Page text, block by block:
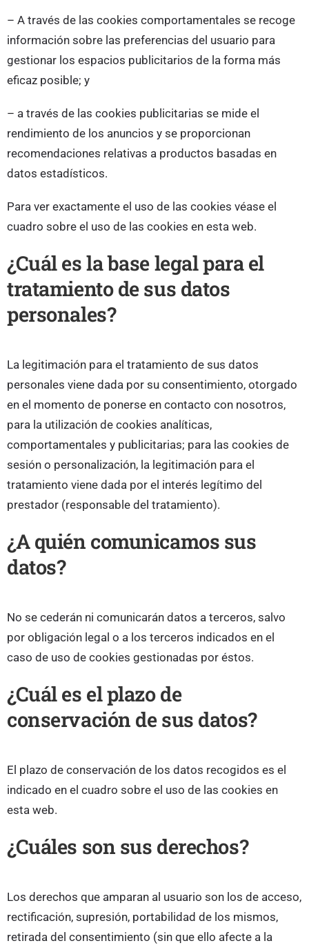
– A través de las cookies comportamentales se recoge
información sobre las preferencias del usuario para
gestionar los espacios publicitarios de la forma más
eficaz posible; y
– a través de las cookies publicitarias se mide el
rendimiento de los anuncios y se proporcionan
recomendaciones relativas a productos basadas en
datos estadísticos.
Para ver exactamente el uso de las cookies véase el
cuadro sobre el uso de las cookies en esta web.
¿Cuál es la base legal para el
tratamiento de sus datos
personales?
La legitimación para el tratamiento de sus datos
personales viene dada por su consentimiento, otorgado
en el momento de ponerse en contacto con nosotros,
para la utilización de cookies analíticas,
comportamentales y publicitarias; para las cookies de
sesión o personalización, la legitimación para el
tratamiento viene dada por el interés legítimo del
prestador (responsable del tratamiento).
¿A quién comunicamos sus
datos?
No se cederán ni comunicarán datos a terceros, salvo
por obligación legal o a los terceros indicados en el
caso de uso de cookies gestionadas por éstos.
¿Cuál es el plazo de
conservación de sus datos?
El plazo de conservación de los datos recogidos es el
indicado en el cuadro sobre el uso de las cookies en
esta web.
¿Cuáles son sus derechos?
Los derechos que amparan al usuario son los de acceso,
rectificación, supresión, portabilidad de los mismos,
retirada del consentimiento (sin que ello afecte a la